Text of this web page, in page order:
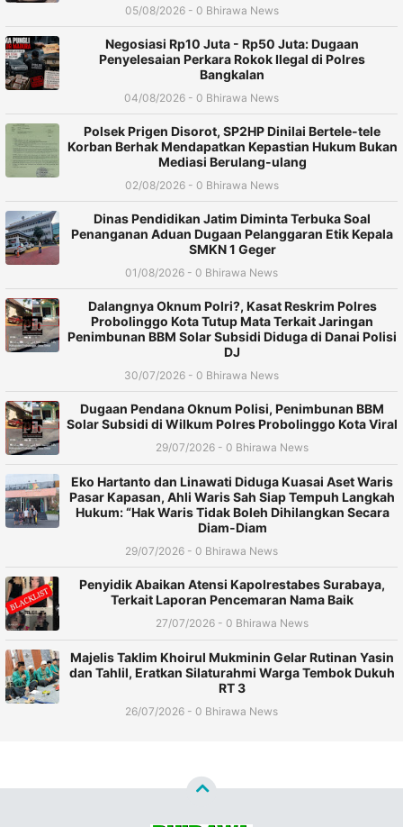
05/08/2026 - 0 Bhirawa News
Negosiasi Rp10 Juta - Rp50 Juta: Dugaan
Penyelesaian Perkara Rokok Ilegal di Polres
Bangkalan
04/08/2026 - 0 Bhirawa News
Polsek Prigen Disorot, SP2HP Dinilai Bertele-tele
Korban Berhak Mendapatkan Kepastian Hukum Bukan
Mediasi Berulang-ulang
02/08/2026 - 0 Bhirawa News
Dinas Pendidikan Jatim Diminta Terbuka Soal
Penanganan Aduan Dugaan Pelanggaran Etik Kepala
SMKN 1 Geger
01/08/2026 - 0 Bhirawa News
Dalangnya Oknum Polri?, Kasat Reskrim Polres
Probolinggo Kota Tutup Mata Terkait Jaringan
Penimbunan BBM Solar Subsidi Diduga di Danai Polisi
DJ
30/07/2026 - 0 Bhirawa News
Dugaan Pendana Oknum Polisi, Penimbunan BBM
Solar Subsidi di Wilkum Polres Probolinggo Kota Viral
29/07/2026 - 0 Bhirawa News
Eko Hartanto dan Linawati Diduga Kuasai Aset Waris
Pasar Kapasan, Ahli Waris Sah Siap Tempuh Langkah
Hukum: “Hak Waris Tidak Boleh Dihilangkan Secara
Diam-Diam
29/07/2026 - 0 Bhirawa News
Penyidik Abaikan Atensi Kapolrestabes Surabaya,
Terkait Laporan Pencemaran Nama Baik
27/07/2026 - 0 Bhirawa News
Majelis Taklim Khoirul Mukminin Gelar Rutinan Yasin
dan Tahlil, Eratkan Silaturahmi Warga Tembok Dukuh
RT 3
26/07/2026 - 0 Bhirawa News